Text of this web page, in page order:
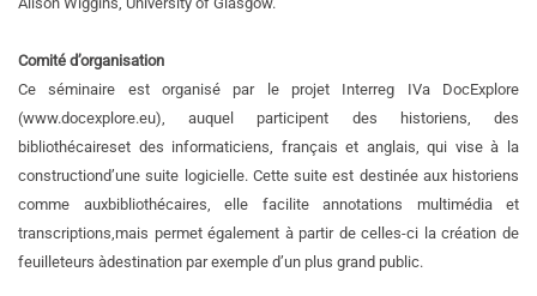
Comité d’organisation
Ce séminaire est organisé par le projet Interreg IVa DocExplore
(www.docexplore.eu), auquel participent des historiens, des
bibliothécaireset des informaticiens, français et anglais, qui vise à la
constructiond’une suite logicielle. Cette suite est destinée aux historiens
comme auxbibliothécaires, elle facilite annotations multimédia et
transcriptions,mais permet également à partir de celles-ci la création de
feuilleteurs àdestination par exemple d’un plus grand public.